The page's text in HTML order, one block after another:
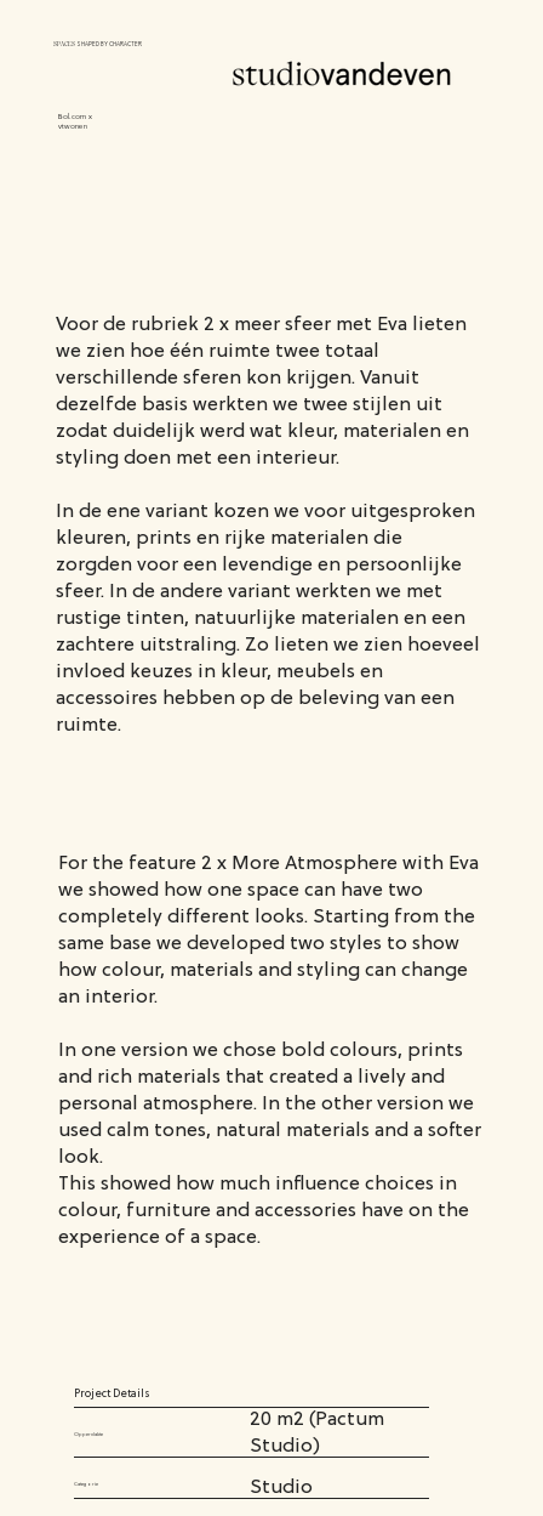
SPACES SHAPED BY CHARACTER
Bol.com x
vtwonen
Voor de rubriek 2 x meer sfeer met Eva lieten
we zien hoe één ruimte twee totaal
verschillende sferen kon krijgen. Vanuit
dezelfde basis werkten we twee stijlen uit
zodat duidelijk werd wat kleur, materialen en
styling doen met een interieur.
In de ene variant kozen we voor uitgesproken
kleuren, prints en rijke materialen die
zorgden voor een levendige en persoonlijke
sfeer. In de andere variant werkten we met
rustige tinten, natuurlijke materialen en een
zachtere uitstraling. Zo lieten we zien hoeveel
invloed keuzes in kleur, meubels en
accessoires hebben op de beleving van een
ruimte.
For the feature 2 x More Atmosphere with Eva
we showed how one space can have two
completely different looks. Starting from the
same base we developed two styles to show
how colour, materials and styling can change
an interior.
In one version we chose bold colours, prints
and rich materials that created a lively and
personal atmosphere. In the other version we
used calm tones, natural materials and a softer
look.
This showed how much influence choices in
colour, furniture and accessories have on the
experience of a space.
Project Details
Oppervlakte
20 m2 (Pactum
Studio)
Categorie Studio